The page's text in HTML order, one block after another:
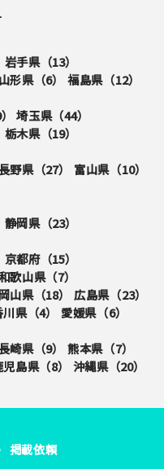
岩手県（13）
山形県（6） 福島県（12）
） 埼玉県（44）
栃木県（19）
野県（27） 富山県（10）
静岡県（23）
京都府（15）
歌山県（7）
岡山県（18） 広島県（23）
川県（4） 愛媛県（6）
崎県（9） 熊本県（7）
児島県（8） 沖縄県（20）
掲載依頼